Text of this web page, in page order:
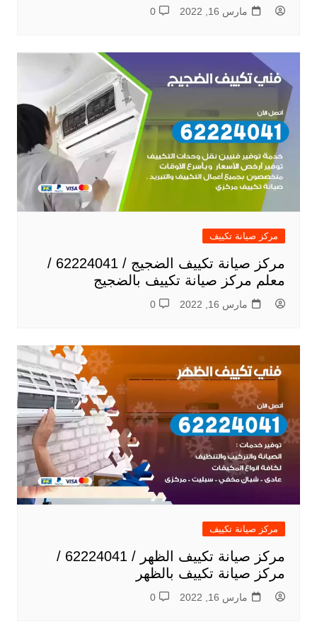
مارس 16, 2022 0
مركز صيانة تكييف
مركز صيانة تكييف الضجيج / 62224041 /
معلم مركز صيانة تكييف بالضجيج
مارس 16, 2022 0
مركز صيانة تكييف
مركز صيانة تكييف الظهر / 62224041 /
مركز صيانة تكييف بالظهر
مارس 16, 2022 0